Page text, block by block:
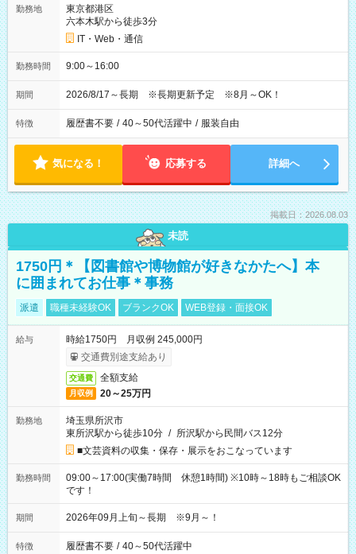
勤務地
東京都港区
六本木駅から徒歩3分
IT・Web・通信
勤務時間 9:00～16:00
期間 2026/8/17～長期 ※長期更新予定 ※8月～OK！
特徴 履歴書不要 / 40～50代活躍中 / 服装自由
気になる！ 応募する 詳細へ
掲載日：2026.08.03
未読
1750円＊【図書館や博物館が好きなかたへ】本
に囲まれてお仕事＊事務
派遣 職種未経験OK ブランクOK WEB登録・面接OK
給与
時給1750円 月収例 245,000円
交通費別途支給あり
交通費 全額支給
月収例 20～25万円
勤務地
埼玉県所沢市
東所沢駅から徒歩10分 / 所沢駅から民間バス12分
■文芸資料の収集・保存・展示をおこなっています
勤務時間
09:00～17:00(実働7時間 休憩1時間) ※10時～18時もご相談OK
です！
期間 2026年09月上旬～長期 ※9月～！
特徴 履歴書不要 / 40～50代活躍中